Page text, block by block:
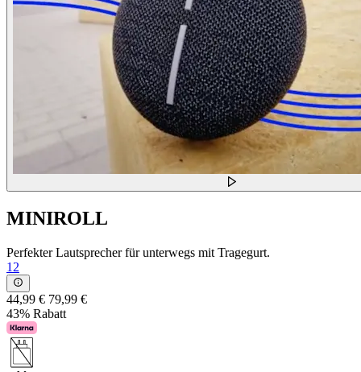
MINIROLL
Perfekter Lautsprecher für unterwegs mit Tragegurt.
12
44,99 € 79,99 €
43% Rabatt